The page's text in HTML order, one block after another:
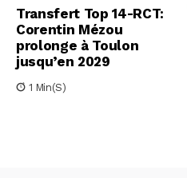
Transfert Top 14-RCT:
Corentin Mézou
prolonge à Toulon
jusqu’en 2029
1 Min(s)